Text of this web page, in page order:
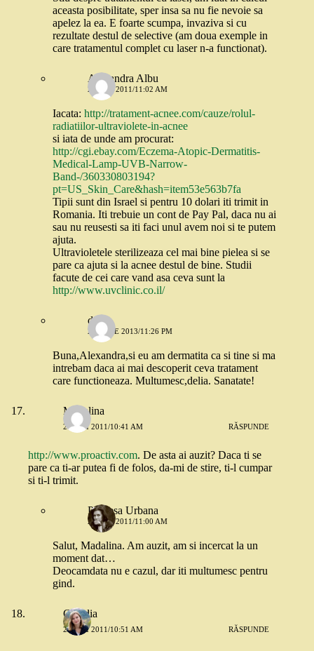
aceasta posibilitate, sper insa sa nu fie nevoie sa
apelez la ea. E foarte scumpa, invaziva si cu
rezultate destul de selective (am doua exemple in
care tratamentul complet cu laser n-a functionat).
Alexandra Albu
24 MAI 2011/11:02 AM
Iacata: http://tratament-acnee.com/cauze/rolul-
radiatiilor-ultraviolete-in-acnee
si iata de unde am procurat:
http://cgi.ebay.com/Eczema-Atopic-Dermatitis-
Medical-Lamp-UVB-Narrow-
Band-/360330803194?
pt=US_Skin_Care&hash=item53e563b7fa
Tipii sunt din Israel si pentru 10 dolari iti trimit in
Romania. Iti trebuie un cont de Pay Pal, daca nu ai
sau nu reusesti sa iti faci unul avem noi si te putem
ajuta.
Ultravioletele sterilizeaza cel mai bine pielea si se
pare ca ajuta si la acnee destul de bine. Studii
facute de cei care vand asa ceva sunt la
http://www.uvclinic.co.il/
delia
29 IULIE 2013/11:26 PM
Buna,Alexandra,si eu am dermatita ca si tine si ma
intrebam daca ai mai descoperit ceva tratament
care functioneaza. Multumesc,delia. Sanatate!
Madalina
24 MAI 2011/10:41 AM RĂSPUNDE
http://www.proactiv.com. De asta ai auzit? Daca ti se
pare ca ti-ar putea fi de folos, da-mi de stire, ti-l cumpar
si ti-l trimit.
Printesa Urbana
24 MAI 2011/11:00 AM
Salut, Madalina. Am auzit, am si incercat la un
moment dat…
Deocamdata nu e cazul, dar iti multumesc pentru
gind.
Claudia
24 MAI 2011/10:51 AM RĂSPUNDE